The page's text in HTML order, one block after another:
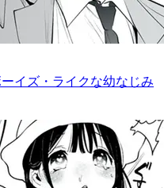
イズ・ライクな幼なじみ